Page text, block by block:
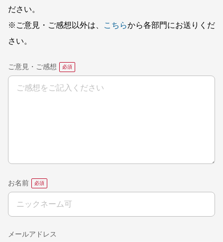
ださい。
※ご意見・ご感想以外は、
こちらから各部門にお送りくだ
さい。
ご意見・ご感想
お名前
メールアドレス